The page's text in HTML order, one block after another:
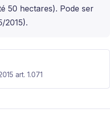
50 hectares). Pode ser
2015).
art. 1.071